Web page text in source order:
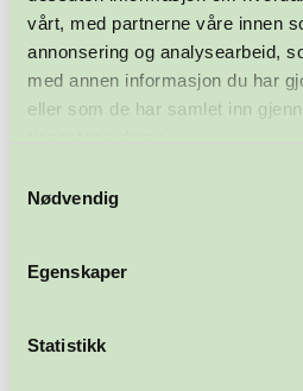
vårt, med partnerne våre innen
annonsering og analysearbeid,
med annen informasjon du har
eller som de har samlet inn
Nødvendig
Egenskaper
Statistikk